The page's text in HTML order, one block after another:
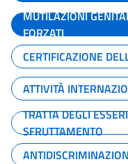
MUTILAZIONI
FORZATI
CERTIFICAZIONE
ATTIVITÀ
TRATTA DEGLI
SFRUTTAMENTO